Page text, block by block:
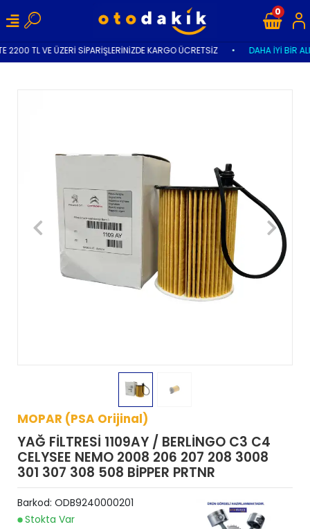
2200 TL VE ÜZERİ SİPARİŞLERİNİZDE KARGO ÜCRETSİZ • DAHA İYİ BİR
0
MOPAR (PSA Orijinal)
YAĞ FİLTRESİ 1109AY / BERLİNGO C3 C4
CELYSEE NEMO 2008 206 207 208 3008
301 307 308 508 BİPPER PRTNR
Barkod: ODB9240000201
Stokta Var